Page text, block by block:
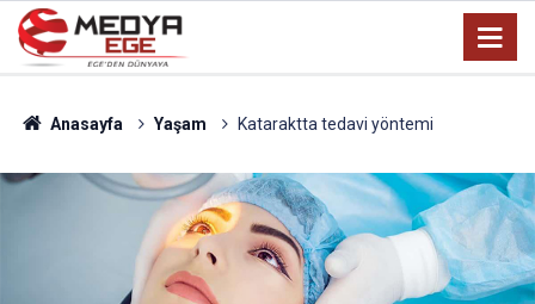
Anasayfa Yaşam Kataraktta tedavi yöntemi